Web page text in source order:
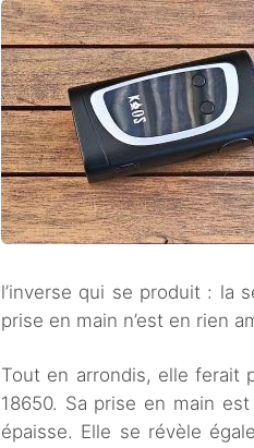
l’inverse qui se produit : la
prise en main n’est en rien
Tout en arrondis, elle ferait
18650. Sa prise en main
épaisse. Elle se révèle